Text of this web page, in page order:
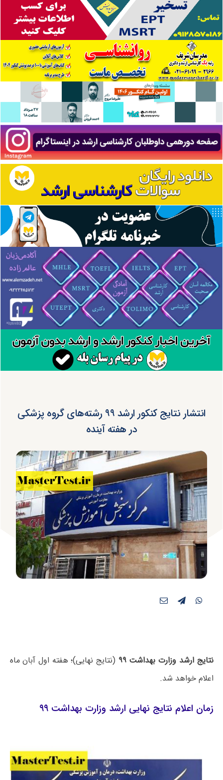
انتشار نتایج کنکور ارشد ۹۹ رشته‌ھای گروه پزشکی
در هفته آینده
نتایج ارشد وزارت بهداشت ۹۹
(نتایج نهایی)؛ هفته اول آبان ماه
اعلام خواهد شد.
زمان اعلام نتایج نهایی ارشد وزارت بهداشت ۹۹